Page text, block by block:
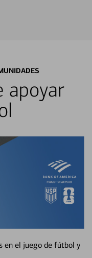
apoyar
en el juego de fútbol y